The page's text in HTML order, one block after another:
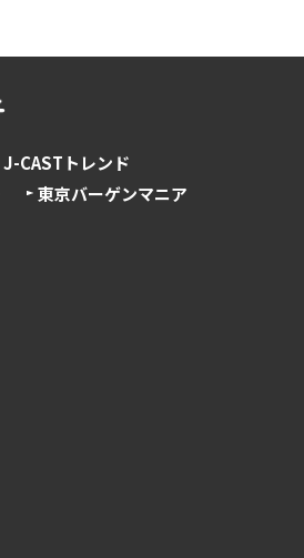
J-CASTトレンド
東京バーゲンマニア